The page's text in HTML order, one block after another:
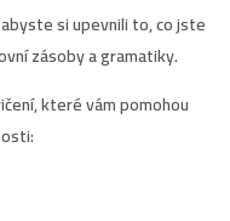
si upevnili to, co jste
zásoby a gramatiky.
které vám pomohou